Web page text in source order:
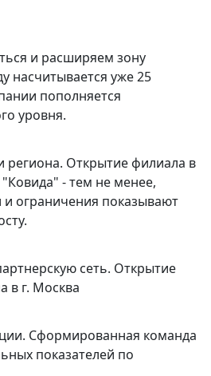
и расширяем зону
насчитывается уже 25
пополняется
уровня.
региона. Открытие филиала в
"Ковида" - тем не менее,
и ограничения показывают
сеть. Открытие
в г. Москва
Сформированная команда
показателей по